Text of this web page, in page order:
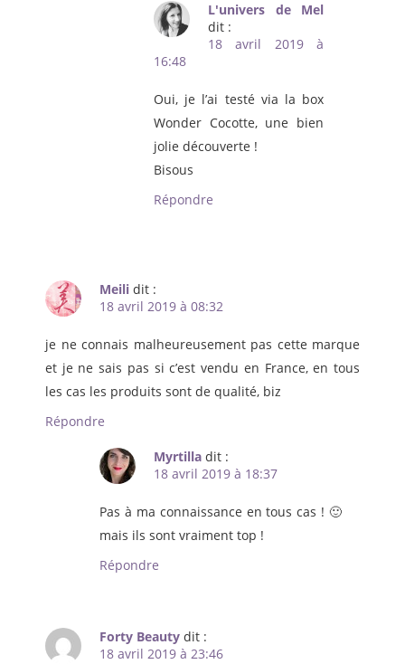
L'univers de Mel
dit :
18 avril 2019 à
16:48
Oui, je l’ai testé via la box
Wonder Cocotte, une bien
jolie découverte !
Bisous
Répondre
Meili dit :
18 avril 2019 à 08:32
je ne connais malheureusement pas cette marque
et je ne sais pas si c’est vendu en France, en tous
les cas les produits sont de qualité, biz
Répondre
Myrtilla dit :
18 avril 2019 à 18:37
Pas à ma connaissance en tous cas ! 🙂
mais ils sont vraiment top !
Répondre
Forty Beauty dit :
18 avril 2019 à 23:46